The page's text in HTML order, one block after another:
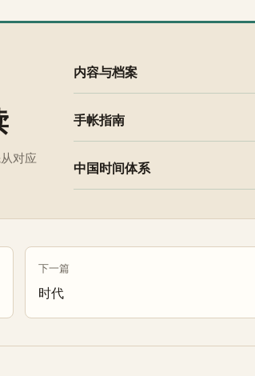
对应
内容与档案
手帐指南
中国时间体系
下一篇
时代